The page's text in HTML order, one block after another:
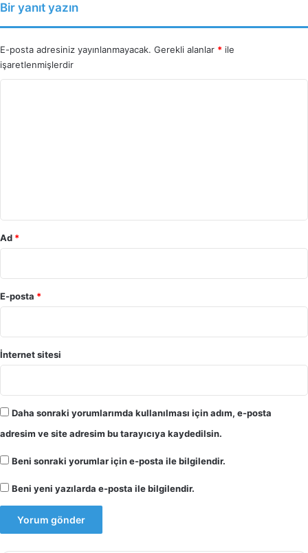
Bir yanıt yazın
E-posta adresiniz yayınlanmayacak. Gerekli alanlar * ile
işaretlenmişlerdir
Ad *
E-posta *
İnternet sitesi
Daha sonraki yorumlarımda kullanılması için adım, e-posta
adresim ve site adresim bu tarayıcıya kaydedilsin.
Beni sonraki yorumlar için e-posta ile bilgilendir.
Beni yeni yazılarda e-posta ile bilgilendir.